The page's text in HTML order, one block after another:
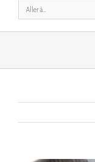
Aller à...